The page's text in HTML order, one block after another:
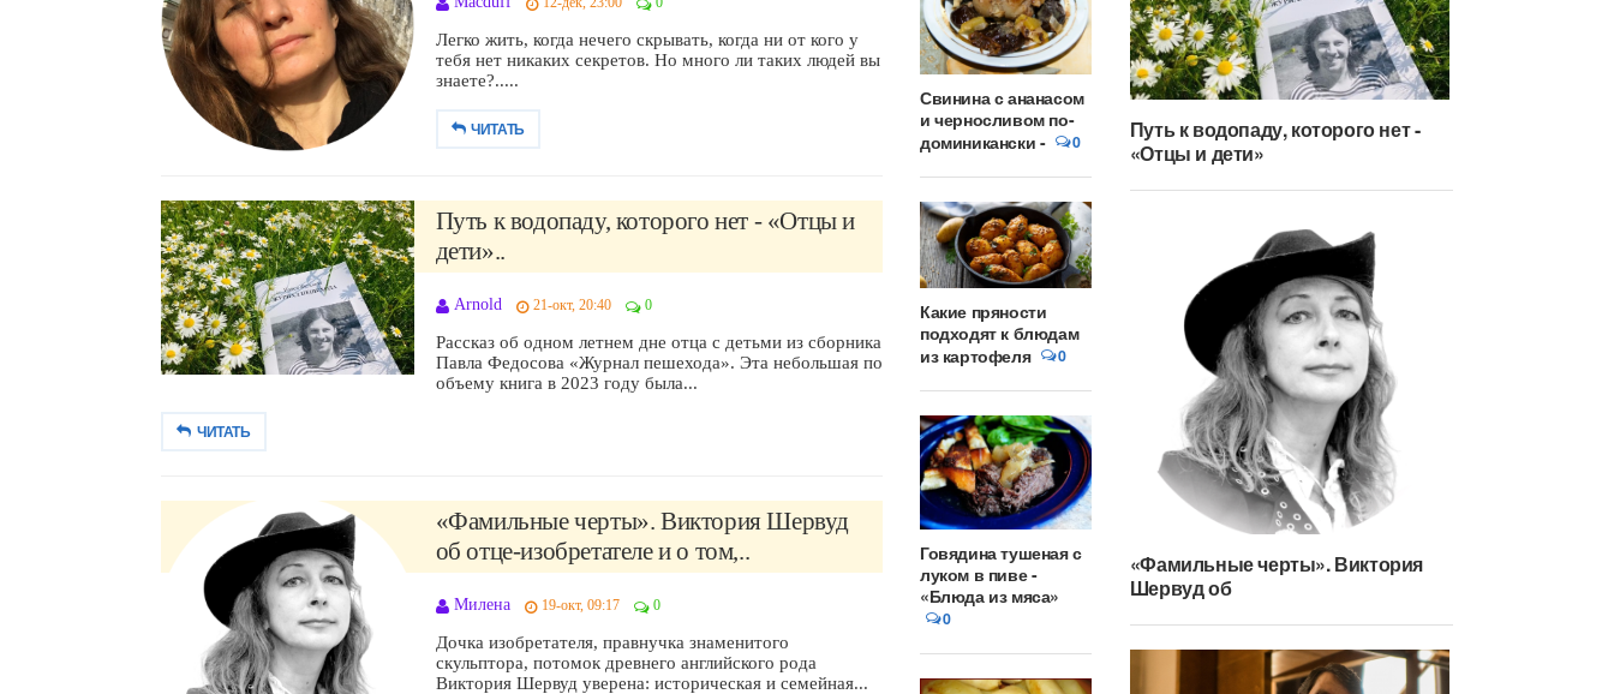
Легко жить, когда нечего скрывать, когда ни от кого у
тебя нет никаких секретов. Но много ли таких людей вы
знаете?.....
ЧИТАТЬ
Путь к водопаду, которого нет - «Отцы и
дети»..
Arnold 21-окт, 20:40 0
Рассказ об одном летнем дне отца с детьми из сборника
Павла Федосова «Журнал пешехода». Эта небольшая по
объему книга в 2023 году была...
ЧИТАТЬ
«Фамильные черты». Виктория Шервуд
об отце-изобретателе и о том,..
Милена 19-окт, 09:17 0
Дочка изобретателя, правнучка знаменитого
скульптора, потомок древнего английского рода
Виктория Шервуд уверена: историческая и семейная...
Свинина с ананасом
и черносливом по-
доминикански -
0
Какие пряности
подходят к блюдам
из картофеля
0
Говядина тушеная с
луком в пиве -
«Блюда из мяса»
0
Путь к водопаду, которого нет -
«Отцы и дети»
«Фамильные черты». Виктория
Шервуд об